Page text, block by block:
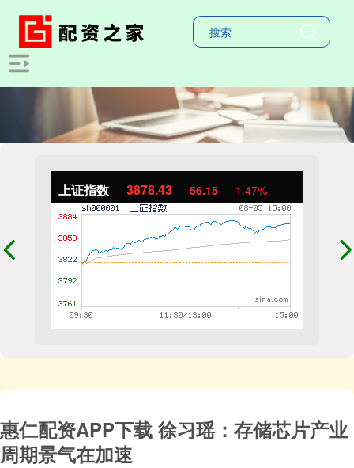
上证指数 3878.43 56.15 1.47%
惠仁配资APP下载 徐习瑶：存储芯片产业
周期景气在加速